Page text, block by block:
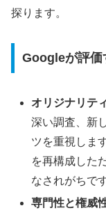
探ります。
Googleが評価
オリジナリテ
深い調査、新
ツを重視しま
を再構成した
なされがちです
専門性と権威